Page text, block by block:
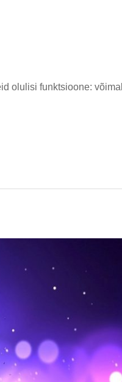
olulisi funktsioone: